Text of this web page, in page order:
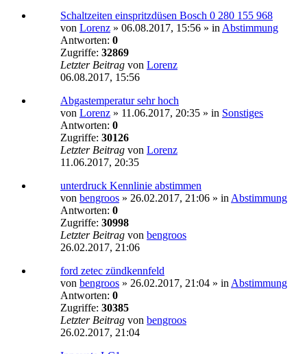
Schaltzeiten einspritzdüsen Bosch 0 280 155 968
von Lorenz » 06.08.2017, 15:56 » in Abstimmung
Antworten: 0
Zugriffe: 32869
Letzter Beitrag von Lorenz
06.08.2017, 15:56
Abgastemperatur sehr hoch
von Lorenz » 11.06.2017, 20:35 » in Sonstiges
Antworten: 0
Zugriffe: 30126
Letzter Beitrag von Lorenz
11.06.2017, 20:35
unterdruck Kennlinie abstimmen
von bengroos » 26.02.2017, 21:06 » in Abstimmung
Antworten: 0
Zugriffe: 30998
Letzter Beitrag von bengroos
26.02.2017, 21:06
ford zetec zündkennfeld
von bengroos » 26.02.2017, 21:04 » in Abstimmung
Antworten: 0
Zugriffe: 30385
Letzter Beitrag von bengroos
26.02.2017, 21:04